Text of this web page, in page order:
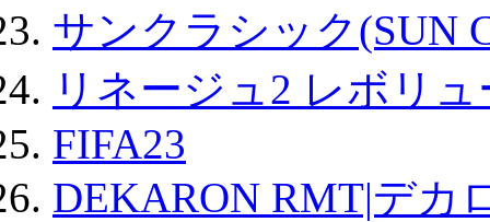
サンクラシック(SUN
リネージュ2 レボリ
FIFA23
DEKARON RMT|デカ